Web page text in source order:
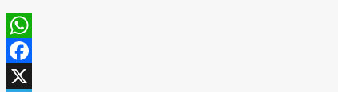
WhatsApp
Facebook